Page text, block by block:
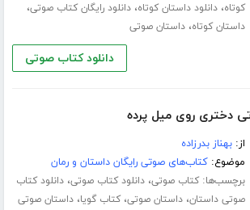
کوتاه،دانلود داستان کوتاه،دانلود رایگان کتاب صوتی،
داستان کوتاه،داستان صوتی
دانلود کتاب صوتی
دختری روی میل پرده
از:بهناز بدرزاده
موضوع:کتاب‌های صوتی رایگان داستان و رمان
برچسب‌ها:کتاب صوتی،دانلود کتاب صوتی،دانلود کتاب
صوتی داستان،داستان صوتی،کتاب گویا،داستان صوتی